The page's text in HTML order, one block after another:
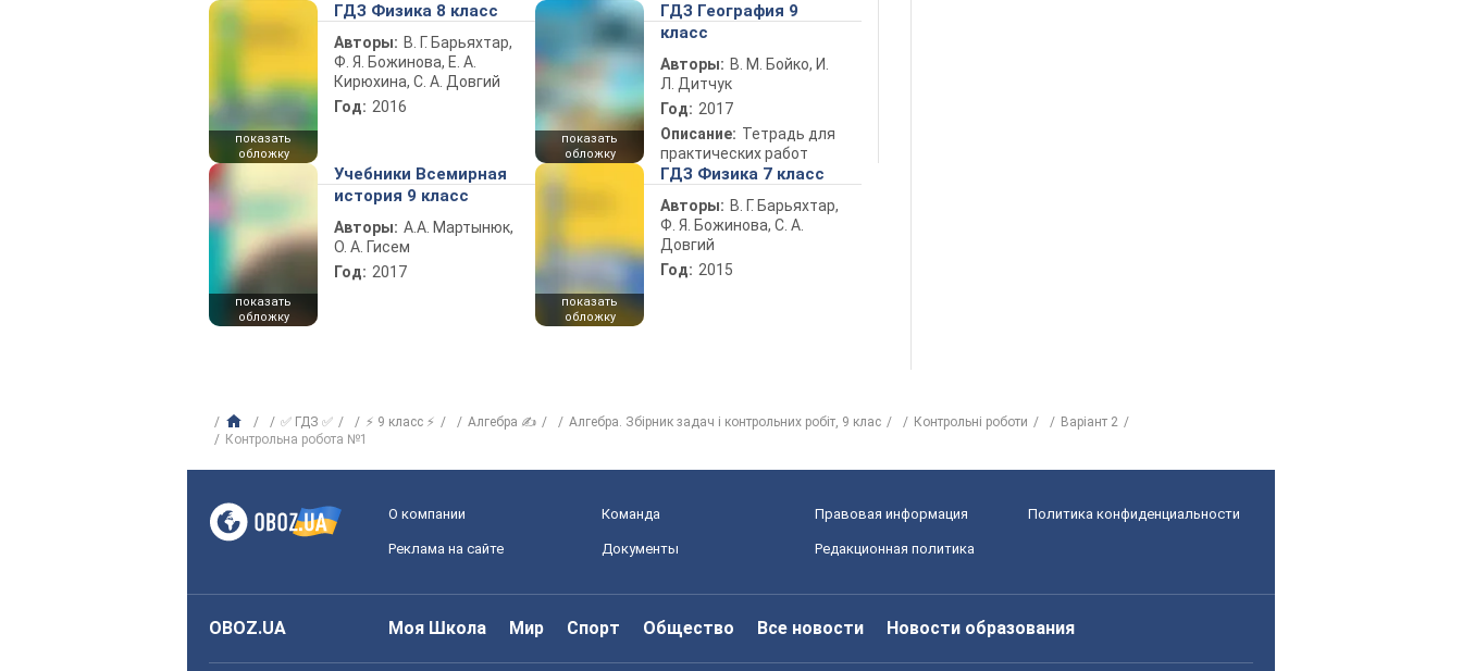
показать
обложку
ГДЗ Физика 8 класс
Авторы: В. Г. Барьяхтар,
Ф. Я. Божинова, Е. А.
Кирюхина, С. А. Довгий
Год: 2016
показать
обложку
ГДЗ География 9
класс
Авторы: В. М. Бойко, И.
Л. Дитчук
Год: 2017
Описание: Тетрадь для
практических работ
показать
обложку
Учебники Всемирная
история 9 класс
Авторы: А.А. Мартынюк,
О. А. Гисем
Год: 2017
показать
обложку
ГДЗ Физика 7 класс
Авторы: В. Г. Барьяхтар,
Ф. Я. Божинова, С. А.
Довгий
Год: 2015
✅ ГДЗ ✅ ⚡ 9 класс ⚡ Алгебра ✍ Алгебра. Збірник задач і контрольних робіт, 9 клас Контрольні роботи
Варіант 2
Контрольна робота №1
О компании Команда Правовая информация Политика конфиденциальности
Реклама на сайте Документы Редакционная политика
OBOZ.UA Моя Школа Мир Спорт Общество Все новости Новости образования